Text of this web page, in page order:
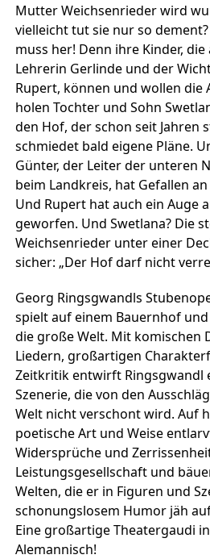
Mutter Weichsenrieder wird
vielleicht tut sie nur so
muss her! Denn ihre Kinder,
Lehrerin Gerlinde und der
Rupert, können und wollen die
holen Tochter und Sohn
den Hof, der schon seit Jahren
schmiedet bald eigene Pläne.
Günter, der Leiter der unteren
beim Landkreis, hat Gefallen
Und Rupert hat auch ein Auge
geworfen. Und Swetlana? Die
Weichsenrieder unter einer
sicher: „Der Hof darf nicht
Georg Ringsgwandls
spielt auf einem Bauernhof
die große Welt. Mit komischen
Liedern, großartigen
Zeitkritik entwirft Ringsgwandl
Szenerie, die von den
Welt nicht verschont wird. Auf
poetische Art und Weise
Widersprüche und
Leistungsgesellschaft und
Welten, die er in Figuren und
schonungslosem Humor jäh
Eine großartige Theatergaudi
Alemannisch!